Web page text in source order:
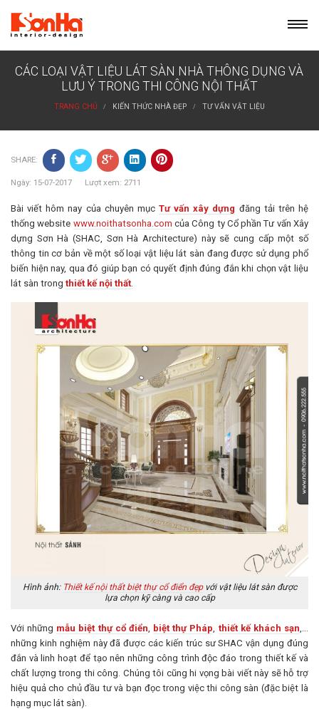
content
CÁC LOẠI VẬT LIỆU LÁT SÀN NHÀ THÔNG DỤNG VÀ
LƯU Ý TRONG THI CÔNG NỘI THẤT
TRANG CHỦ KIẾN THỨC NHÀ ĐẸP TƯ VẤN VẬT LIỆU
SHARE:
Ngày: 15-07-2017 Lượt xem: 2711
Bài viết hôm nay của chuyên mục Tư vấn xây dựng đăng tải trên hệ
thống website www.noithatsonha.com của Công ty Cổ phần Tư vấn Xây
dựng Sơn Hà (SHAC, Sơn Hà Architecture) này sẽ cung cấp một số
thông tin cơ bản về một số loại vật liệu lát sàn đang được sử dụng phổ
biến hiện nay, qua đó giúp bạn có quyết định đúng đắn khi chọn vật liệu
lát sàn trong thiết kế nội thất.
Hình ảnh: Thiết kế nội thất biệt thự cổ điển đẹpvới vật liệu lát sàn được
lựa chọn kỹ càng và cao cấp
Với những mẫu biệt thự cổ điển biệt thự Pháp thiết kế khách sạn
những kinh nghiệm này đã được các kiến trúc sư SHAC vận dụng đúng
đắn và linh hoạt để tạo nên những công trình độc đáo trong thiết kế và
chất lượng trong thi công. Chúng tôi cũng hi vọng bài viết này sẽ hỗ trợ
hiệu quả cho chủ đầu tư và bạn đọc trong việc thi công sàn (đặc biệt là
hạng mục lát sàn).